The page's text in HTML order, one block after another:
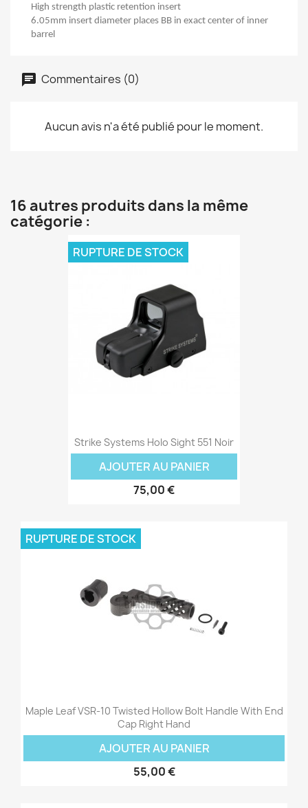
High strength plastic retention insert
6.05mm insert diameter places BB in exact center of inner
barrel
Commentaires (0)
Aucun avis n'a été publié pour le moment.
16 autres produits dans la même
catégorie :
Strike Systems Holo Sight 551 Noir
AJOUTER AU PANIER
75,00 €
RUPTURE DE STOCK
Maple Leaf VSR-10 Twisted Hollow Bolt Handle With End
Cap Right Hand
AJOUTER AU PANIER
55,00 €
RUPTURE DE STOCK